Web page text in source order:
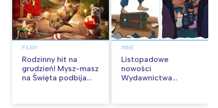
FILMY
Rodzinny hit na
grudzień! Mysz-masz
na Święta podbija
INNE
Listopadowe
nowości
Wydawnictwa